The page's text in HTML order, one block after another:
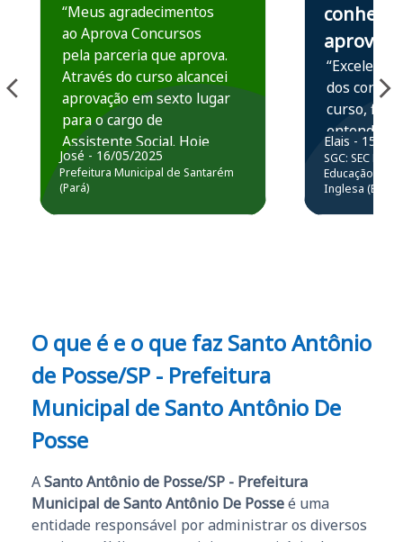
“Meus agradecimentos
ao Aprova Concursos
pela parceria que aprova.
Através do curso alcancei
aprovação em sexto lugar
para o cargo de
Assistente Social. Hoje
estou atuando na
Prefeitura de Santarém.
José - 16/05/2025
Prefeitura Municipal de Santarém
(Pará)
conhece,
aprova
“Excelente
dos
curso,
entender e
prática
resolução
questões.”
Elais - 15/07/
SGC: SEC BA
Educação
Inglesa (Edital
O que é e o que faz Santo Antônio
de Posse/SP - Prefeitura
Municipal de Santo Antônio De
Posse
ASanto Antônio de Posse/SP - Prefeitura
Municipal de Santo Antônio De Posseé uma
entidade responsável por administrar os diversos